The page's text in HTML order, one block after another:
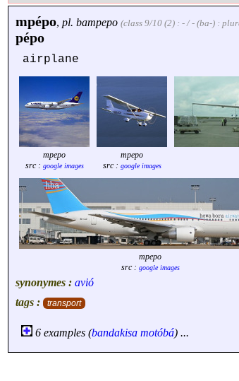
mpépo, pl. bampepo (class 9/10 (2) : - / - (ba-) :
pépo
airplane
mpepo
src : google images
mpepo
src : google images
mpepo
src : google images
synonymes : avió
tags :
transport
6 examples (bandakisa motóbá) ...